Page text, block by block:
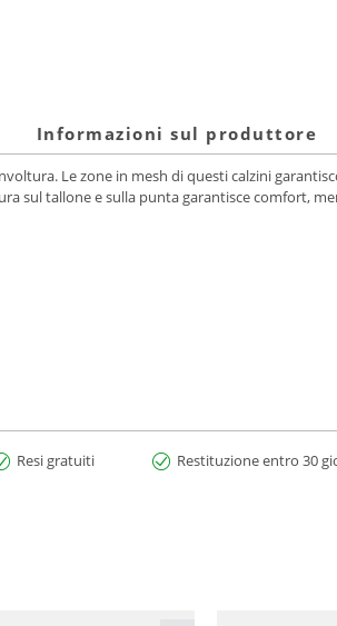
Informazioni sul produttore
Le zone in mesh di questi calzini
sul tallone e sulla punta garantisce comfort,
Resi gratuiti Restituzione entro 30